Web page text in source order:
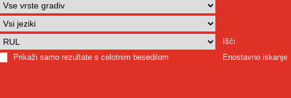
Išči
Prikaži samo rezultate s celotnim besedilom
Enostavno iskanje